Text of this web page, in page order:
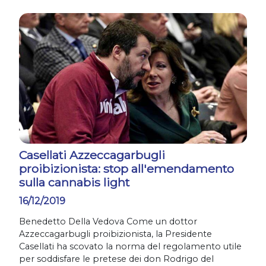
Casellati Azzeccagarbugli
proibizionista: stop all'emendamento
sulla cannabis light
16/12/2019
Benedetto Della Vedova Come un dottor
Azzeccagarbugli proibizionista, la Presidente
Casellati ha scovato la norma del regolamento utile
per soddisfare le pretese dei don Rodrigo del